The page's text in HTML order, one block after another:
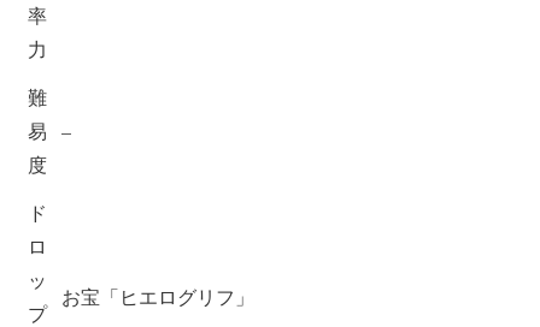
率
力
難
易
度
–
ド
ロ
ッ
プ
お宝「ヒエログリフ」